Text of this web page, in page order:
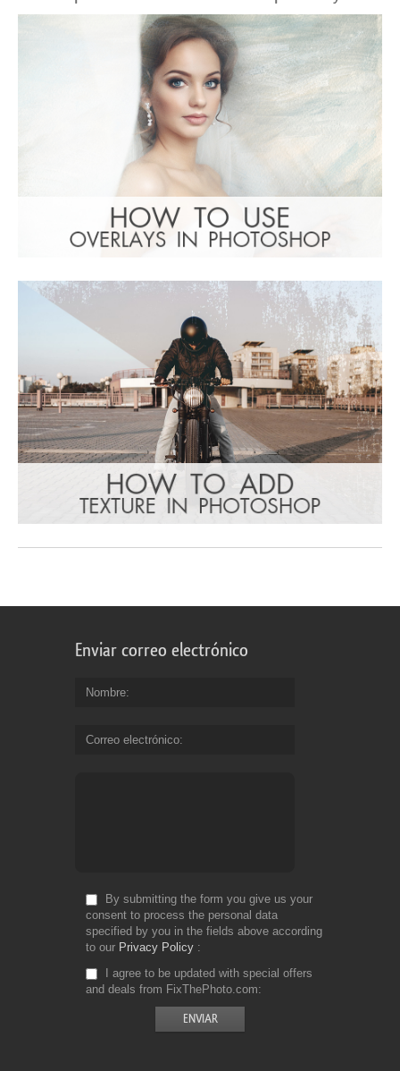
Enviar correo electrónico
Nombre
Correo electrónico
By submitting the form you give us your
consent to process the personal data
specified by you in the fields above according
to our Privacy Policy
I agree to be updated with special offers
and deals from FixThePhoto.com